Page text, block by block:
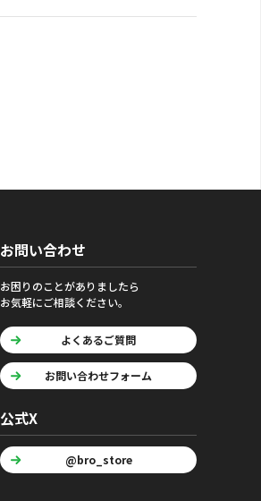
お問い合わせ
お困りのことがありましたら
お気軽にご相談ください。
よくあるご質問
お問い合わせフォーム
公式X
@bro_store